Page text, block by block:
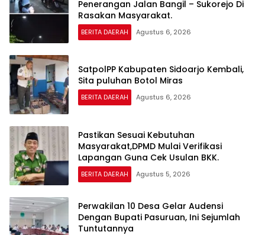
Penerangan Jalan Bangil – Sukorejo Di
Rasakan Masyarakat.
BERITA DAERAH Agustus 6, 2026
SatpolPP Kabupaten Sidoarjo Kembali,
Sita puluhan Botol Miras
BERITA DAERAH Agustus 6, 2026
Pastikan Sesuai Kebutuhan
Masyarakat,DPMD Mulai Verifikasi
Lapangan Guna Cek Usulan BKK.
BERITA DAERAH Agustus 5, 2026
Perwakilan 10 Desa Gelar Audensi
Dengan Bupati Pasuruan, Ini Sejumlah
Tuntutannya